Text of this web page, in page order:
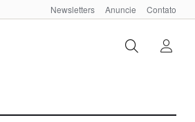
Newsletters Anuncie Contato